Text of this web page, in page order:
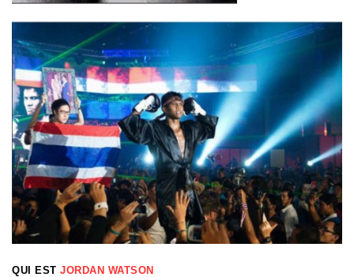
QUI EST JORDAN WATSON